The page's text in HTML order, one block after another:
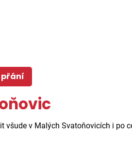
přání
všude v Malých Svatoňovicích i po